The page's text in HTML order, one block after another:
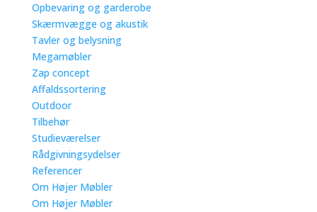
Opbevaring og garderobe
Skærmvægge og akustik
Tavler og belysning
Megamøbler
Zap concept
Affaldssortering
Outdoor
Tilbehør
Studieværelser
Rådgivningsydelser
Referencer
Om Højer Møbler
Om Højer Møbler